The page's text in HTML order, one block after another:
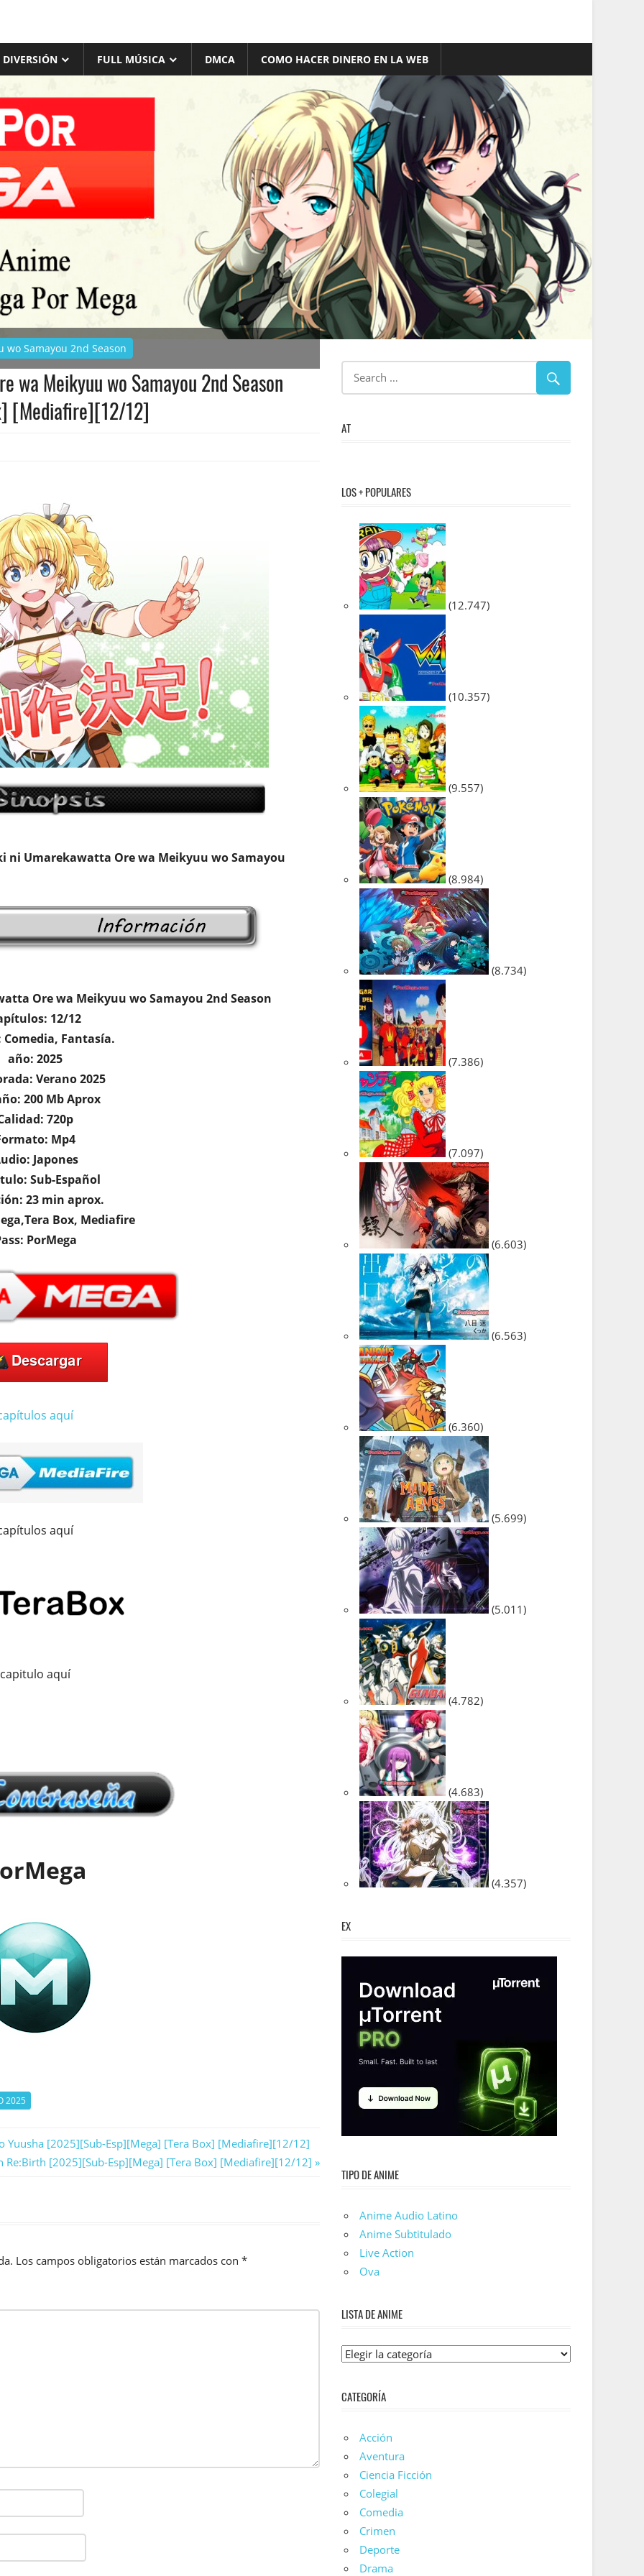
DIVERSIÓN FULL MÚSICA DMCA COMO HACER DINERO EN LA WEB
Samayou 2nd Season
wa Meikyuu wo Samayou 2nd Season
[Mediafire][12/12]
ni Umarekawatta Ore wa Meikyuu wo Samayou
Ore wa Meikyuu wo Samayou 2nd Season
12/12
Comedia, Fantasía.
año: 2025
Verano 2025
200 Mb Aprox
720p
Mp4
Japones
Sub-Español
23 min aprox.
Box, Mediafire
PorMega
aquí
aquí
capitulo aquí
2025
Yuusha [2025][Sub-Esp][Mega] [Tera Box] [Mediafire][12/12]
Re:Birth [2025][Sub-Esp][Mega] [Tera Box] [Mediafire][12/12]
Los campos obligatorios están marcados con *
AT
LOS + POPULARES
(12.747)
(10.357)
(9.557)
(8.984)
(8.734)
(7.386)
(7.097)
(6.603)
(6.563)
(6.360)
(5.699)
(5.011)
(4.782)
(4.683)
(4.357)
EX
TIPO DE ANIME
Anime Audio Latino
Anime Subtitulado
Live Action
Ova
LISTA DE ANIME
Lista
Anime
CATEGORÍA
Acción
Aventura
Ciencia Ficción
Colegial
Comedia
Crimen
Deporte
Drama